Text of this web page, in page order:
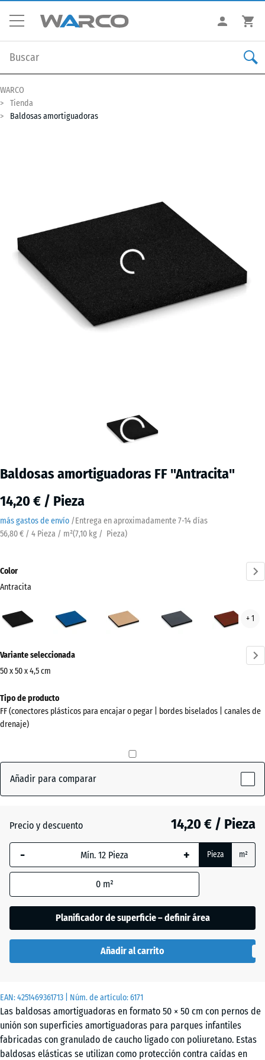
WARCO
Tienda
Baldosas amortiguadoras
Baldosas amortiguadoras FF "Antracita"
14,20 € / Pieza
más gastos de envío /Entrega en aproximadamente7-14 días
56,80 € / 4 Pieza / m²(7,10 kg / Pieza)
EAN:4251469361713 | Núm. de artículo:6171
Las baldosas amortiguadoras en formato 50 × 50 cm con pernos de
unión son superficies amortiguadoras para parques infantiles
fabricadas con granulado de caucho ligado con poliuretano. Estas
baldosas elásticas se utilizan como protección contra caídas en
Color
Antracita
(active)
arena
pizarra
+ 1
información
sobre
colores?
Mostrar
colores
+ 2,70 €
arena
+ 3,10 €
pizarra
Rojo
ladrillo
+ 0,10 €
Variante seleccionada
50 x 50 x 4,5 cm
Dimensiones
para
el
x
500
La dimensión
seleccionada,
enmarcada
utiliza para
el cálculo de
necesidades
(salvo que se
producto).
50
x
50
Tipo de producto
FF (conectores plásticos para encajar o pegar | bordes biselados | canales de
drenaje)
Añadir para comparar
Precio y descuento 14,20 € / Pieza
- + Pieza m²
0 m²
Planificador de superficie – definir área
Añadir al carrito